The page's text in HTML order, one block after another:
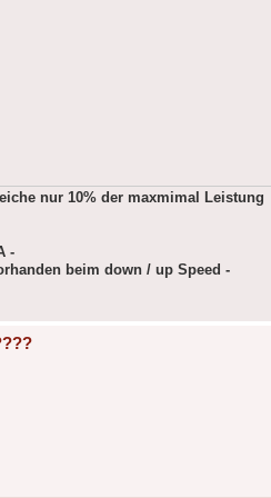
nur 10% der maxmimal Leistung
-
beim down / up Speed -